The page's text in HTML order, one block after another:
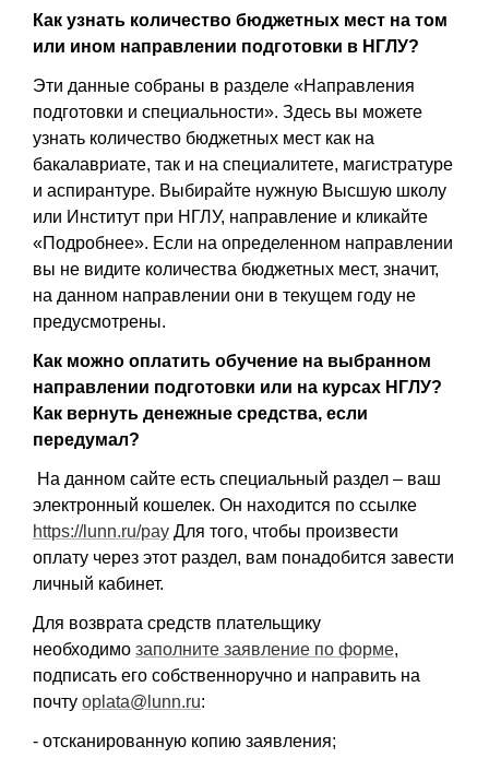
Как узнать количество бюджетных мест на том
или ином направлении подготовки в НГЛУ?
Эти данные собраны в разделе «Направления
подготовки и специальности». Здесь вы можете
узнать количество бюджетных мест как на
бакалавриате, так и на специалитете, магистратуре
и аспирантуре. Выбирайте нужную Высшую школу
или Институт при НГЛУ, направление и кликайте
«Подробнее». Если на определенном направлении
вы не видите количества бюджетных мест, значит,
на данном направлении они в текущем году не
предусмотрены.
Как можно оплатить обучение на выбранном
направлении подготовки или на курсах НГЛУ?
Как вернуть денежные средства, если
передумал?
На данном сайте есть специальный раздел – ваш
электронный кошелек. Он находится по ссылке
https://lunn.ru/pay Для того, чтобы произвести
оплату через этот раздел, вам понадобится завести
личный кабинет.
Для возврата средств плательщику
необходимо заполните заявление по форме,
подписать его собственноручно и направить на
почту oplata@lunn.ru:
- отсканированную копию заявления;